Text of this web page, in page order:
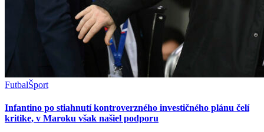
FutbalŠport
Infantino po stiahnutí kontroverzného investičného plánu čelí
kritike, v Maroku však našiel podporu